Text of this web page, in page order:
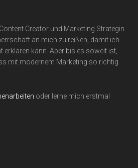
Creator und Marketing Strategin.
an mich zu reißen, damit ich
erklären kann. Aber bis es soweit ist,
mit modernem Marketing so richtig
oder lerne mich erstmal